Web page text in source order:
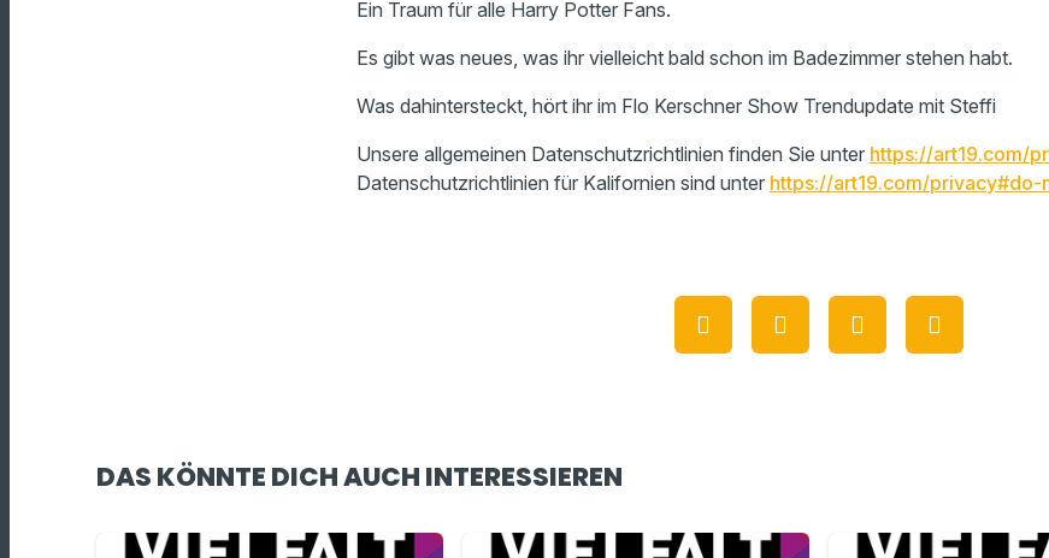
Ein Traum für alle Harry Potter Fans.
Es gibt was neues, was ihr vielleicht bald schon im Badezimmer stehen habt.
Was dahintersteckt, hört ihr im Flo Kerschner Show Trendupdate mit Steffi
Unsere allgemeinen Datenschutzrichtlinien finden Sie unter https://art19.com/
Datenschutzrichtlinien für Kalifornien sind unter https://art19.com/
DAS KÖNNTE DICH AUCH INTERESSIEREN